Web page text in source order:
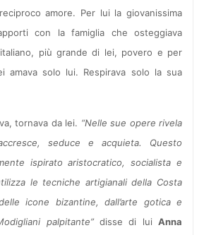
amore. Per lui la giovanissima
con la famiglia che osteggiava
italiano, più grande di lei, povero e per
amava solo lui. Respirava solo la sua
tornava da lei. “Nelle sue opere rivela
seduce e acquieta. Questo
ispirato aristocratico, socialista e
le tecniche artigianali della Costa
icone bizantine, dall’arte gotica e
palpitante”disse di lui Anna